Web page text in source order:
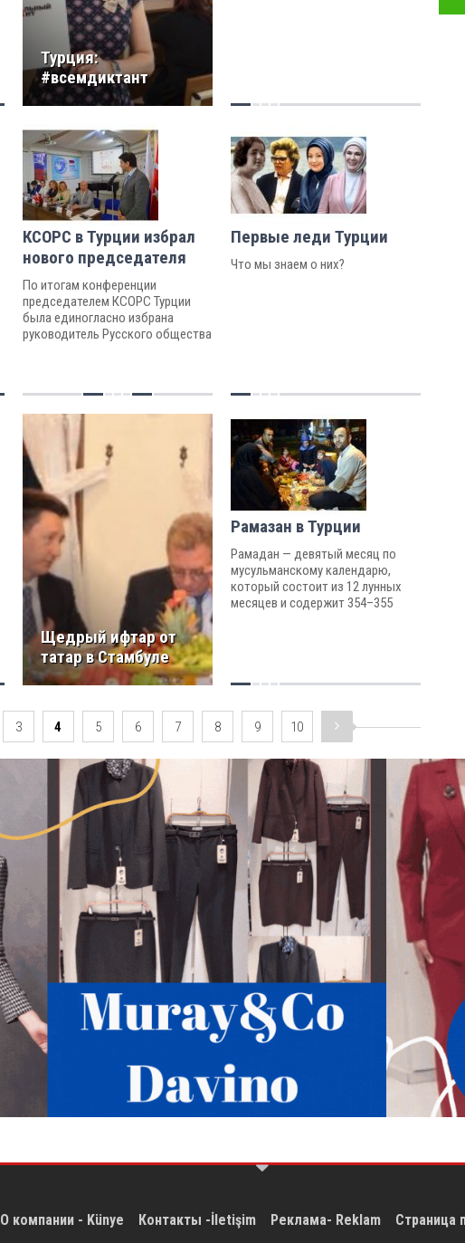
Турция:
#всемдиктант
КСОРС в Турции избрал
нового председателя
По итогам конференции
председателем КСОРС Турции
была единогласно избрана
руководитель Русского общества
Координационного совета.
Первые леди Турции
Что мы знаем о них?
Щедрый ифтар от
татар в Стамбуле
Рамазан в Турции
Рамадан — девятый месяц по
мусульманскому календарю,
который состоит из 12 лунных
месяцев и содержит 354–355
3 4 5 6 7 8 9 10
О компании - Künye Контакты -İletişim Реклама- Reklam Страница